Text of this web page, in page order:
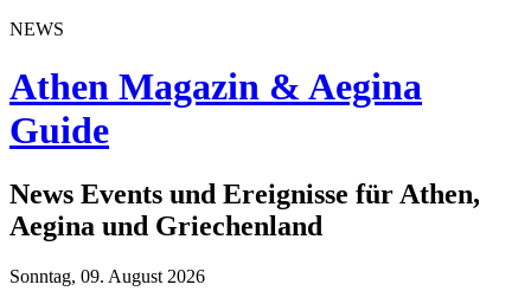
NEWS
Athen Magazin & Aegina
Guide
News Events und Ereignisse für Athen,
Aegina und Griechenland
Sonntag, 09. August 2026